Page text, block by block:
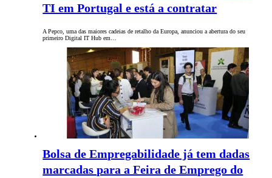
TI em Portugal e está a contratar
A Pepco, uma das maiores cadeias de retalho da Europa, anunciou a abertura do seu
primeiro Digital IT Hub em…
Bolsa de Empregabilidade já tem dadas
marcadas para a Feira de Emprego do